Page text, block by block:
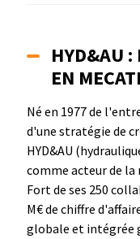
HYD&AU :
EN
Né en 1977 de
d'une stratégie de
HYD&AU
comme acteur de la
Fort de ses 250
M€ de chiffre
globale et intégrée